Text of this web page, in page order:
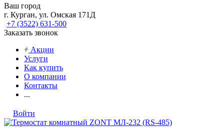
Ваш город
г. Курган, ул. Омская 171Д
+7 (3522) 631-500
Заказать звонок
Акции
Услуги
Как купить
О компании
Контакты
...
Войти